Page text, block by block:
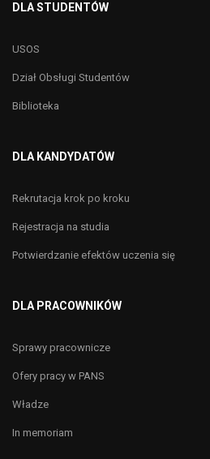
DLA STUDENTÓW
USOS
Dział Obsługi Studentów
Biblioteka
DLA KANDYDATÓW
Rekrutacja krok po kroku
Rejestracja na studia
Potwierdzanie efektów uczenia się
DLA PRACOWNIKÓW
Sprawy pracownicze
Ofery pracy w PANS
Władze
In memoriam